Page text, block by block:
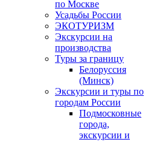
по Москве
Усадьбы России
ЭКОТУРИЗМ
Экскурсии на
производства
Туры за границу
Белоруссия
(Минск)
Экскурсии и туры по
городам России
Подмосковные
города,
экскурсии и